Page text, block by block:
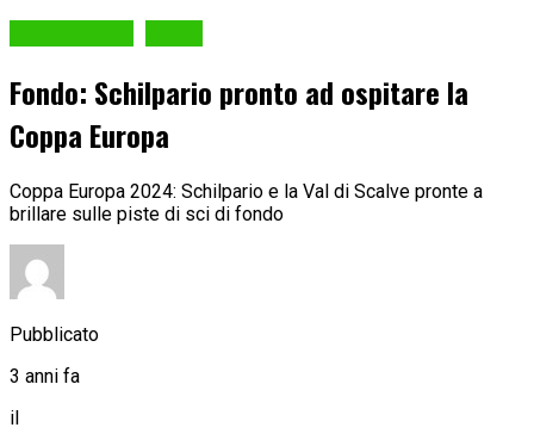
Fondo: Schilpario pronto ad ospitare la
Coppa Europa
Coppa Europa 2024: Schilpario e la Val di Scalve pronte a
brillare sulle piste di sci di fondo
Pubblicato
3 anni fa
il